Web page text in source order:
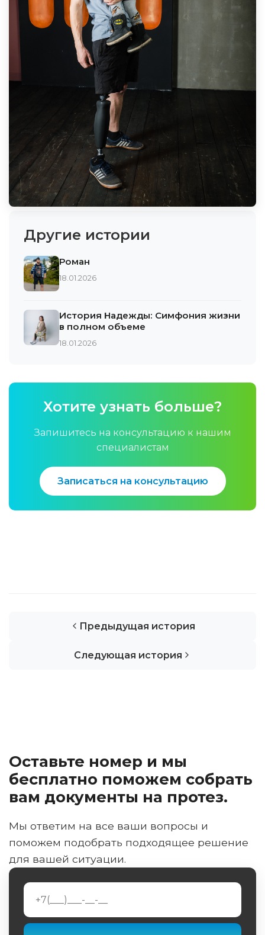
Другие истории
Роман
18.01.2026
История Надежды: Симфония жизни
в полном объеме
18.01.2026
Хотите узнать больше?
Запишитесь на консультацию к нашим
специалистам
Записаться на консультацию
Предыдущая история
Следующая история
Оставьте номер и мы
бесплатно поможем собрать
вам документы на протез.
Мы ответим на все ваши вопросы и
поможем подобрать подходящее решение
для вашей ситуации.